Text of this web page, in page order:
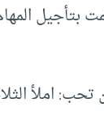
قمت بتأجيل
من تحب: املأ